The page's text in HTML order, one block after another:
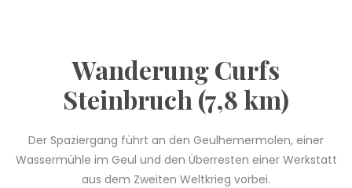
Wanderung Curfs
Steinbruch (7,8 km)
Der Spaziergang führt an den Geulhemermolen, einer
Wassermühle im Geul und den Überresten einer Werkstatt
aus dem Zweiten Weltkrieg vorbei.